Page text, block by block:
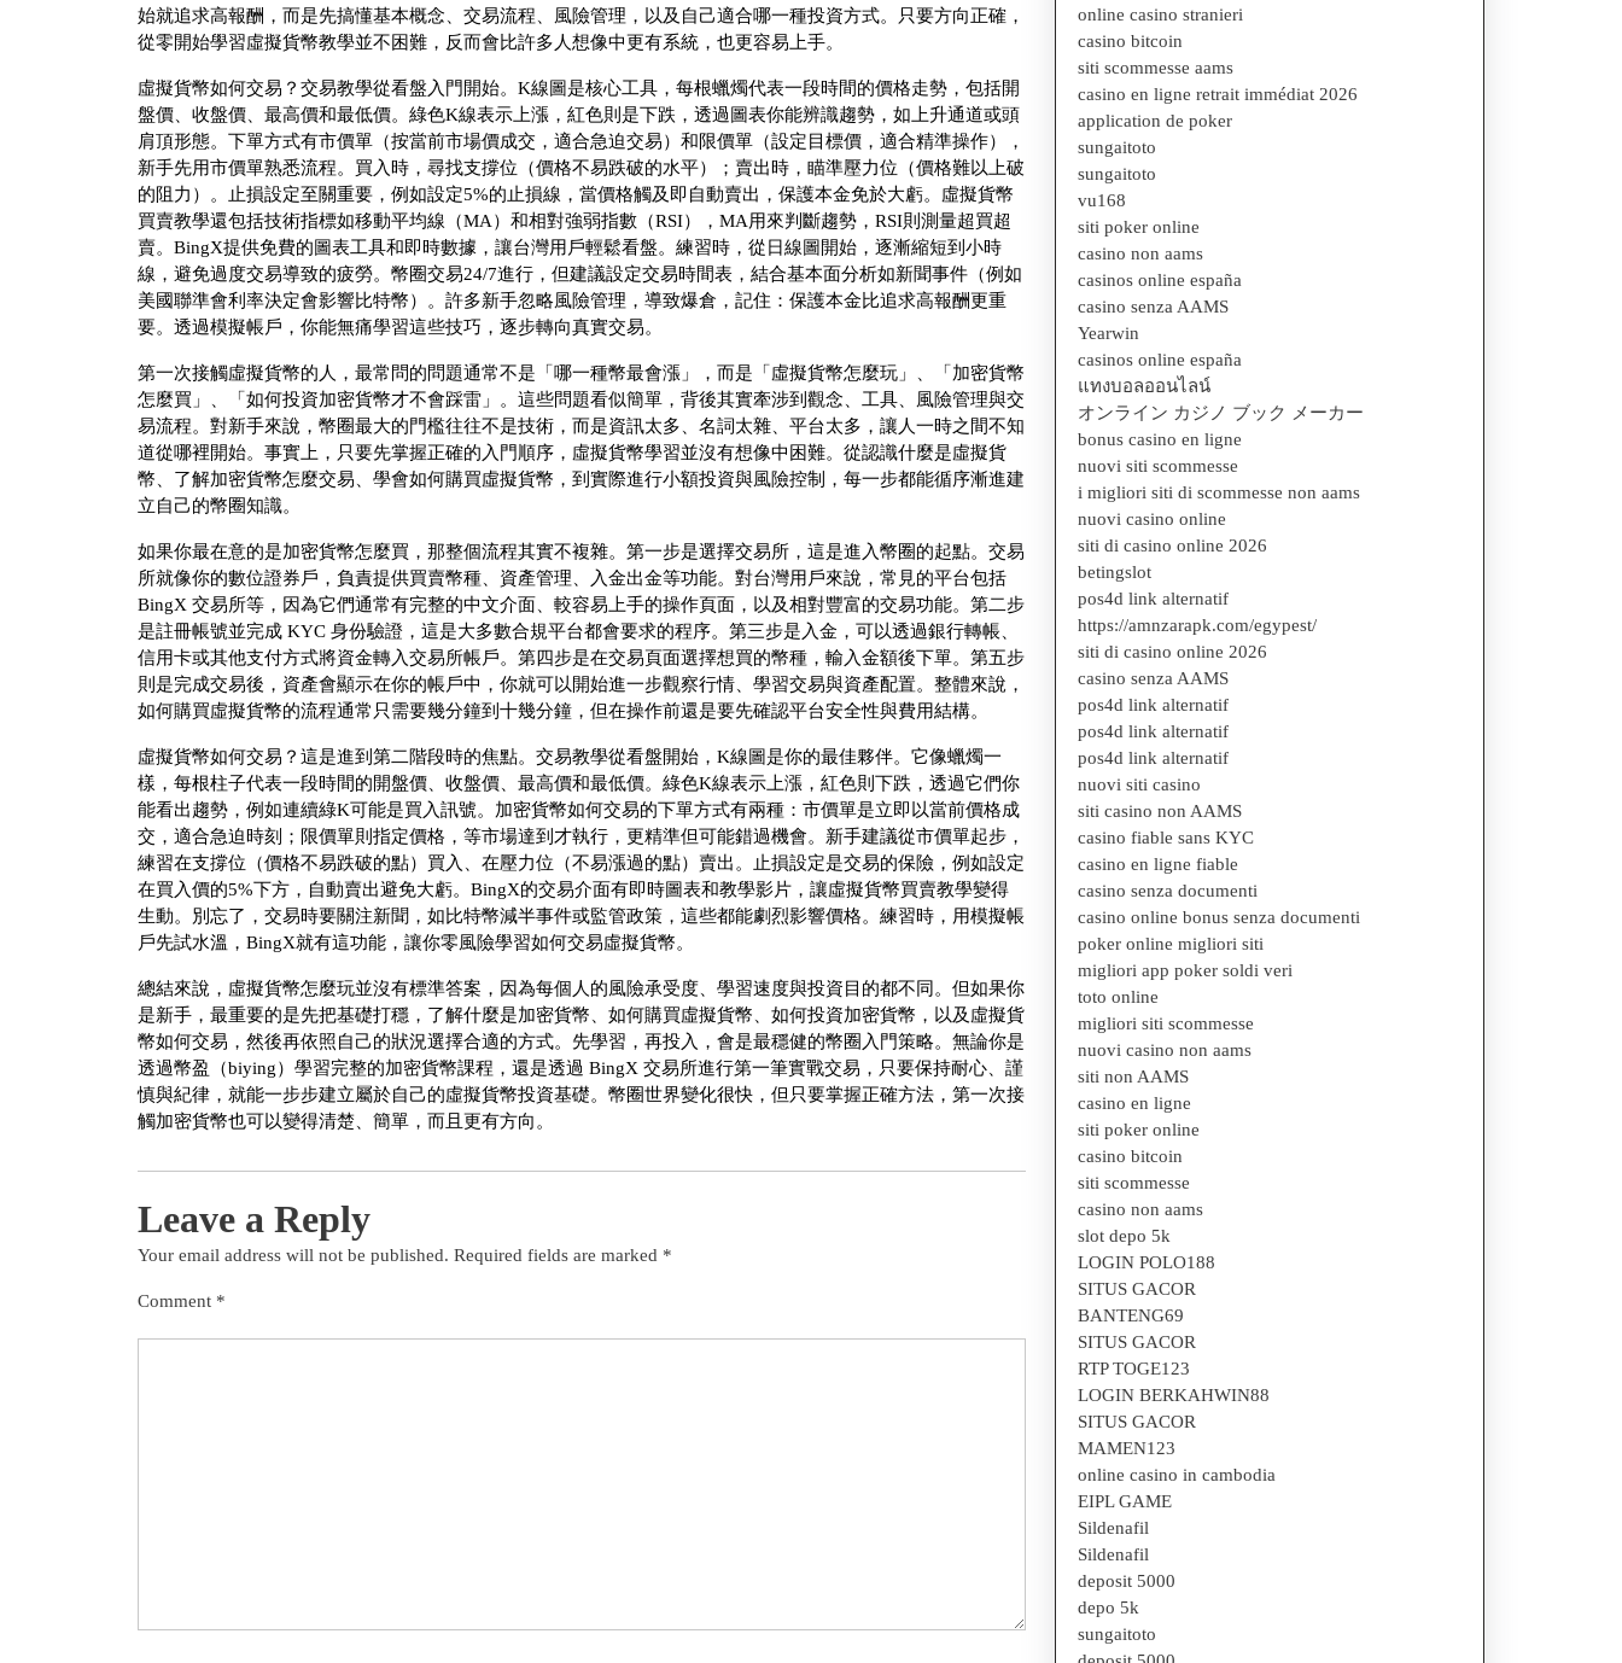
始就追求高報酬，而是先搞懂基本概念、交易流程、風險管理，以及自己適合哪一種投資方式。只要方向正確，
從零開始學習虛擬貨幣教學並不困難，反而會比許多人想像中更有系統，也更容易上手。
虛擬貨幣如何交易？交易教學從看盤入門開始。K線圖是核心工具，每根蠟燭代表一段時間的價格走勢，包括開
盤價、收盤價、最高價和最低價。綠色K線表示上漲，紅色則是下跌，透過圖表你能辨識趨勢，如上升通道或頭
肩頂形態。下單方式有市價單（按當前市場價成交，適合急迫交易）和限價單（設定目標價，適合精準操作），
新手先用市價單熟悉流程。買入時，尋找支撐位（價格不易跌破的水平）；賣出時，瞄準壓力位（價格難以上破
的阻力）。止損設定至關重要，例如設定5%的止損線，當價格觸及即自動賣出，保護本金免於大虧。虛擬貨幣
買賣教學還包括技術指標如移動平均線（MA）和相對強弱指數（RSI），MA用來判斷趨勢，RSI則測量超買超
賣。BingX提供免費的圖表工具和即時數據，讓台灣用戶輕鬆看盤。練習時，從日線圖開始，逐漸縮短到小時
線，避免過度交易導致的疲勞。幣圈交易24/7進行，但建議設定交易時間表，結合基本面分析如新聞事件（例如
美國聯準會利率決定會影響比特幣）。許多新手忽略風險管理，導致爆倉，記住：保護本金比追求高報酬更重
要。透過模擬帳戶，你能無痛學習這些技巧，逐步轉向真實交易。
第一次接觸虛擬貨幣的人，最常問的問題通常不是「哪一種幣最會漲」，而是「虛擬貨幣怎麼玩」、「加密貨幣
怎麼買」、「如何投資加密貨幣才不會踩雷」。這些問題看似簡單，背後其實牽涉到觀念、工具、風險管理與交
易流程。對新手來說，幣圈最大的門檻往往不是技術，而是資訊太多、名詞太雜、平台太多，讓人一時之間不知
道從哪裡開始。事實上，只要先掌握正確的入門順序，虛擬貨幣學習並沒有想像中困難。從認識什麼是虛擬貨
幣、了解加密貨幣怎麼交易、學會如何購買虛擬貨幣，到實際進行小額投資與風險控制，每一步都能循序漸進建
立自己的幣圈知識。
如果你最在意的是加密貨幣怎麼買，那整個流程其實不複雜。第一步是選擇交易所，這是進入幣圈的起點。交易
所就像你的數位證券戶，負責提供買賣幣種、資產管理、入金出金等功能。對台灣用戶來說，常見的平台包括
BingX 交易所等，因為它們通常有完整的中文介面、較容易上手的操作頁面，以及相對豐富的交易功能。第二步
是註冊帳號並完成 KYC 身份驗證，這是大多數合規平台都會要求的程序。第三步是入金，可以透過銀行轉帳、
信用卡或其他支付方式將資金轉入交易所帳戶。第四步是在交易頁面選擇想買的幣種，輸入金額後下單。第五步
則是完成交易後，資產會顯示在你的帳戶中，你就可以開始進一步觀察行情、學習交易與資產配置。整體來說，
如何購買虛擬貨幣的流程通常只需要幾分鐘到十幾分鐘，但在操作前還是要先確認平台安全性與費用結構。
虛擬貨幣如何交易？這是進到第二階段時的焦點。交易教學從看盤開始，K線圖是你的最佳夥伴。它像蠟燭一
樣，每根柱子代表一段時間的開盤價、收盤價、最高價和最低價。綠色K線表示上漲，紅色則下跌，透過它們你
能看出趨勢，例如連續綠K可能是買入訊號。加密貨幣如何交易的下單方式有兩種：市價單是立即以當前價格成
交，適合急迫時刻；限價單則指定價格，等市場達到才執行，更精準但可能錯過機會。新手建議從市價單起步，
練習在支撐位（價格不易跌破的點）買入、在壓力位（不易漲過的點）賣出。止損設定是交易的保險，例如設定
在買入價的5%下方，自動賣出避免大虧。BingX的交易介面有即時圖表和教學影片，讓虛擬貨幣買賣教學變得
生動。別忘了，交易時要關注新聞，如比特幣減半事件或監管政策，這些都能劇烈影響價格。練習時，用模擬帳
戶先試水溫，BingX就有這功能，讓你零風險學習如何交易虛擬貨幣。
總結來說，虛擬貨幣怎麼玩並沒有標準答案，因為每個人的風險承受度、學習速度與投資目的都不同。但如果你
是新手，最重要的是先把基礎打穩，了解什麼是加密貨幣、如何購買虛擬貨幣、如何投資加密貨幣，以及虛擬貨
幣如何交易，然後再依照自己的狀況選擇合適的方式。先學習，再投入，會是最穩健的幣圈入門策略。無論你是
透過幣盈（biying）學習完整的加密貨幣課程，還是透過 BingX 交易所進行第一筆實戰交易，只要保持耐心、謹
慎與紀律，就能一步步建立屬於自己的虛擬貨幣投資基礎。幣圈世界變化很快，但只要掌握正確方法，第一次接
觸加密貨幣也可以變得清楚、簡單，而且更有方向。
Leave a Reply
Your email address will not be published. Required fields are marked *
Comment *
online casino stranieri
casino bitcoin
siti scommesse aams
casino en ligne retrait immédiat 2026
application de poker
sungaitoto
sungaitoto
vu168
siti poker online
casino non aams
casinos online españa
casino senza AAMS
Yearwin
casinos online españa
แทงบอลออนไลน์
オンライン カジノ ブック メーカー
bonus casino en ligne
nuovi siti scommesse
i migliori siti di scommesse non aams
nuovi casino online
siti di casino online 2026
betingslot
pos4d link alternatif
https://amnzarapk.com/egypest/
siti di casino online 2026
casino senza AAMS
pos4d link alternatif
pos4d link alternatif
pos4d link alternatif
nuovi siti casino
siti casino non AAMS
casino fiable sans KYC
casino en ligne fiable
casino senza documenti
casino online bonus senza documenti
poker online migliori siti
migliori app poker soldi veri
toto online
migliori siti scommesse
nuovi casino non aams
siti non AAMS
casino en ligne
siti poker online
casino bitcoin
siti scommesse
casino non aams
slot depo 5k
LOGIN POLO188
SITUS GACOR
BANTENG69
SITUS GACOR
RTP TOGE123
LOGIN BERKAHWIN88
SITUS GACOR
MAMEN123
online casino in cambodia
EIPL GAME
Sildenafil
Sildenafil
deposit 5000
depo 5k
sungaitoto